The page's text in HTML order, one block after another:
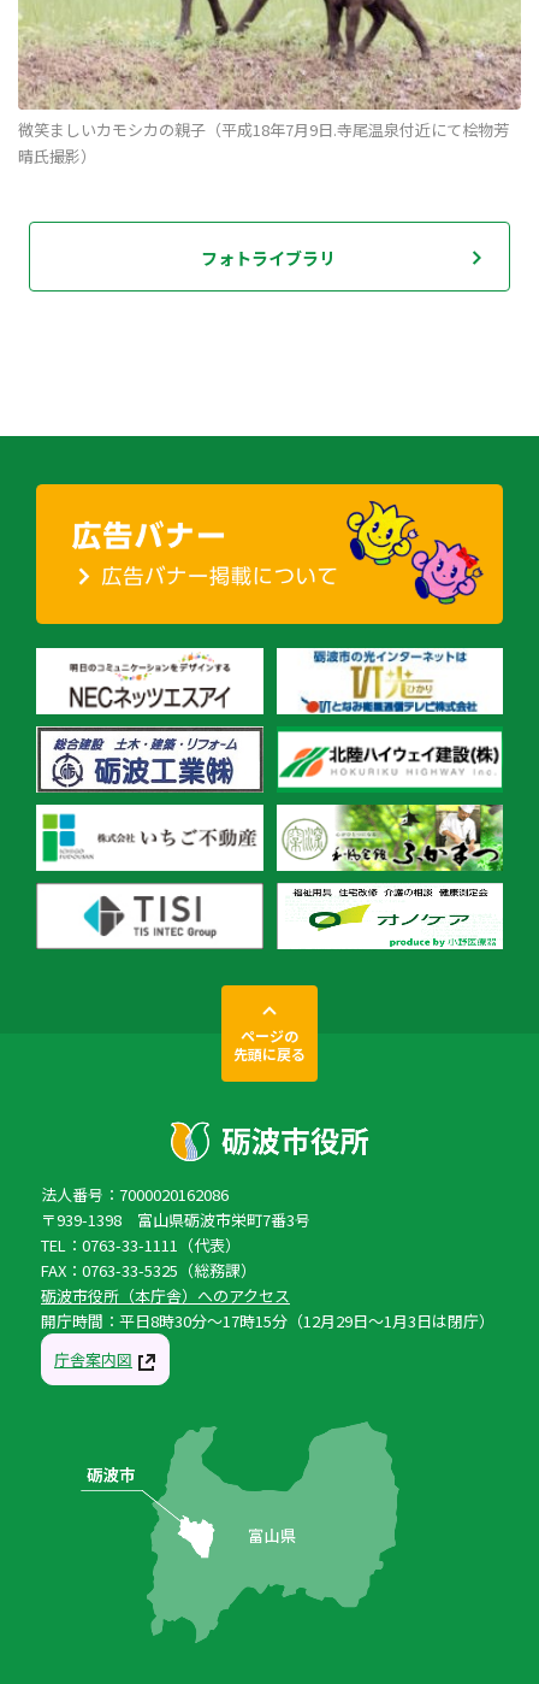
微笑ましいカモシカの親子（平成18年7月9日.寺尾温泉付近にて桧物芳
晴氏撮影）
フォトライブラリ
ページの
先頭に戻る
法人番号：7000020162086
〒939-1398 富山県砺波市栄町7番3号
TEL：0763-33-1111（代表）
FAX：0763-33-5325（総務課）
砺波市役所（本庁舎）へのアクセス
開庁時間：平日8時30分〜17時15分（12月29日〜1月3日は閉庁）
庁舎案内図